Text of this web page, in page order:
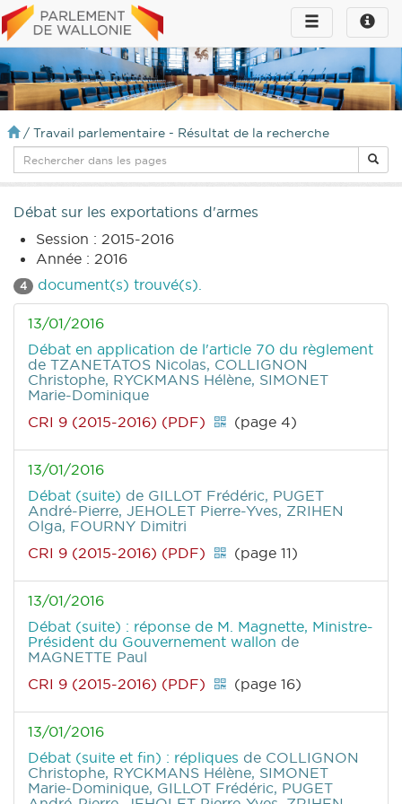
Toggle
infos
Toggle
navigation
/ Travail parlementaire - Résultat de la recherche
Débat sur les exportations d'armes
Session : 2015-2016
Année : 2016
4 document(s) trouvé(s).
13/01/2016
Débat en application de l'article 70 du règlement
de TZANETATOS Nicolas, COLLIGNON
Christophe, RYCKMANS Hélène, SIMONET
Marie-Dominique
CRI 9 (2015-2016) (PDF)
(page 4)
13/01/2016
Débat (suite) de GILLOT Frédéric, PUGET
André-Pierre, JEHOLET Pierre-Yves, ZRIHEN
Olga, FOURNY Dimitri
CRI 9 (2015-2016) (PDF)
(page 11)
13/01/2016
Débat (suite) : réponse de M. Magnette, Ministre-
Président du Gouvernement wallon de
MAGNETTE Paul
CRI 9 (2015-2016) (PDF)
(page 16)
13/01/2016
Débat (suite et fin) : répliques de COLLIGNON
Christophe, RYCKMANS Hélène, SIMONET
Marie-Dominique, GILLOT Frédéric, PUGET